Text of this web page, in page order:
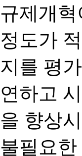
규제개
정도가
지를 평
연하고
을 향상
불필요